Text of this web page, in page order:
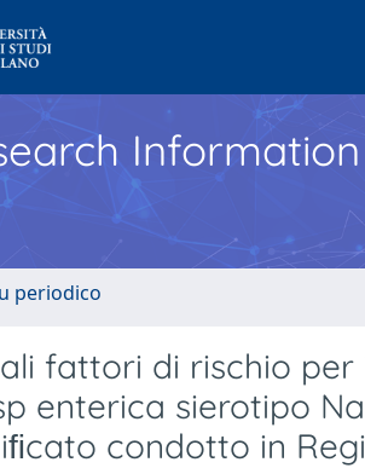
periodico
fattori di rischio per
enterica sierotipo
condotto in